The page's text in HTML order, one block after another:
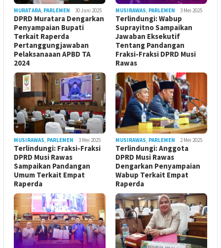
MURATARA PARLEMEN 30 Juni 2025
DPRD Muratara Dengarkan
Penyampaian Bupati
Terkait Raperda
Pertanggungjawaban
Pelaksanaaan APBD TA
2024
MUSIRAWAS PARLEMEN 3 Mei 2025
Terlindungi: Wabup
Suprayitno Sampaikan
Jawaban Eksekutif
Tentang Pandangan
Fraksi-Fraksi DPRD Musi
Rawas
MUSIRAWAS PARLEMEN 3 Mei 2025
Terlindungi: Fraksi-Fraksi
DPRD Musi Rawas
Sampaikan Pandangan
Umum Terkait Empat
Raperda
MUSIRAWAS PARLEMEN 2 Mei 2025
Terlindungi: Anggota
DPRD Musi Rawas
Dengarkan Penyampaian
Wabup Terkait Empat
Raperda